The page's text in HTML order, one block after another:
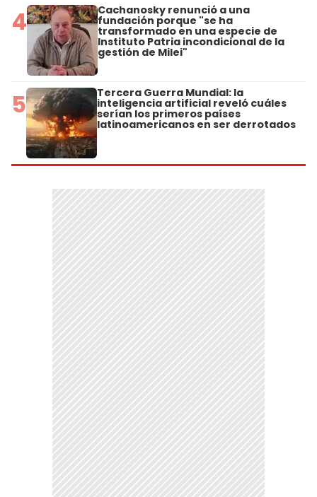
4 Cachanosky renunció a una
fundación porque "se ha
transformado en una especie de
Instituto Patria incondicional de la
gestión de Milei"
5 Tercera Guerra Mundial: la
inteligencia artificial reveló cuáles
serían los primeros países
latinoamericanos en ser derrotados